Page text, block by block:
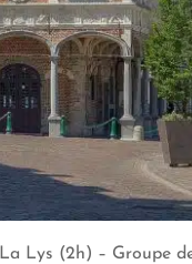
Lys (2h) – Groupe